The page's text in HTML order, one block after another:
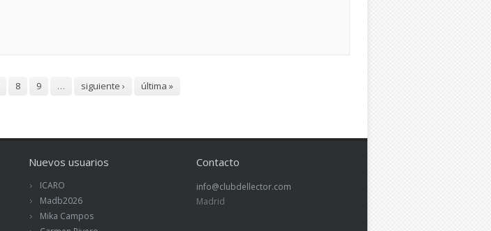
8 9 … siguiente › última »
Nuevos usuarios
ICARO
Madb2026
Mika Campos
Contacto
info@clubdellector.com
Madrid